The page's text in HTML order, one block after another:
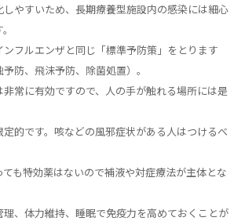
しやすいため、長期療養型施設内の感染には細心
ンフルエンザと同じ「標準予防策」をとります
予防、飛沫予防、除菌処置）。
常に有効ですので、人の手が触れる場所には是
的です。咳などの風邪症状がある人はつけるべ
も特効薬はないので補液や対症療法が主体とな
理、体力維持、睡眠で免疫力を高めておくことが